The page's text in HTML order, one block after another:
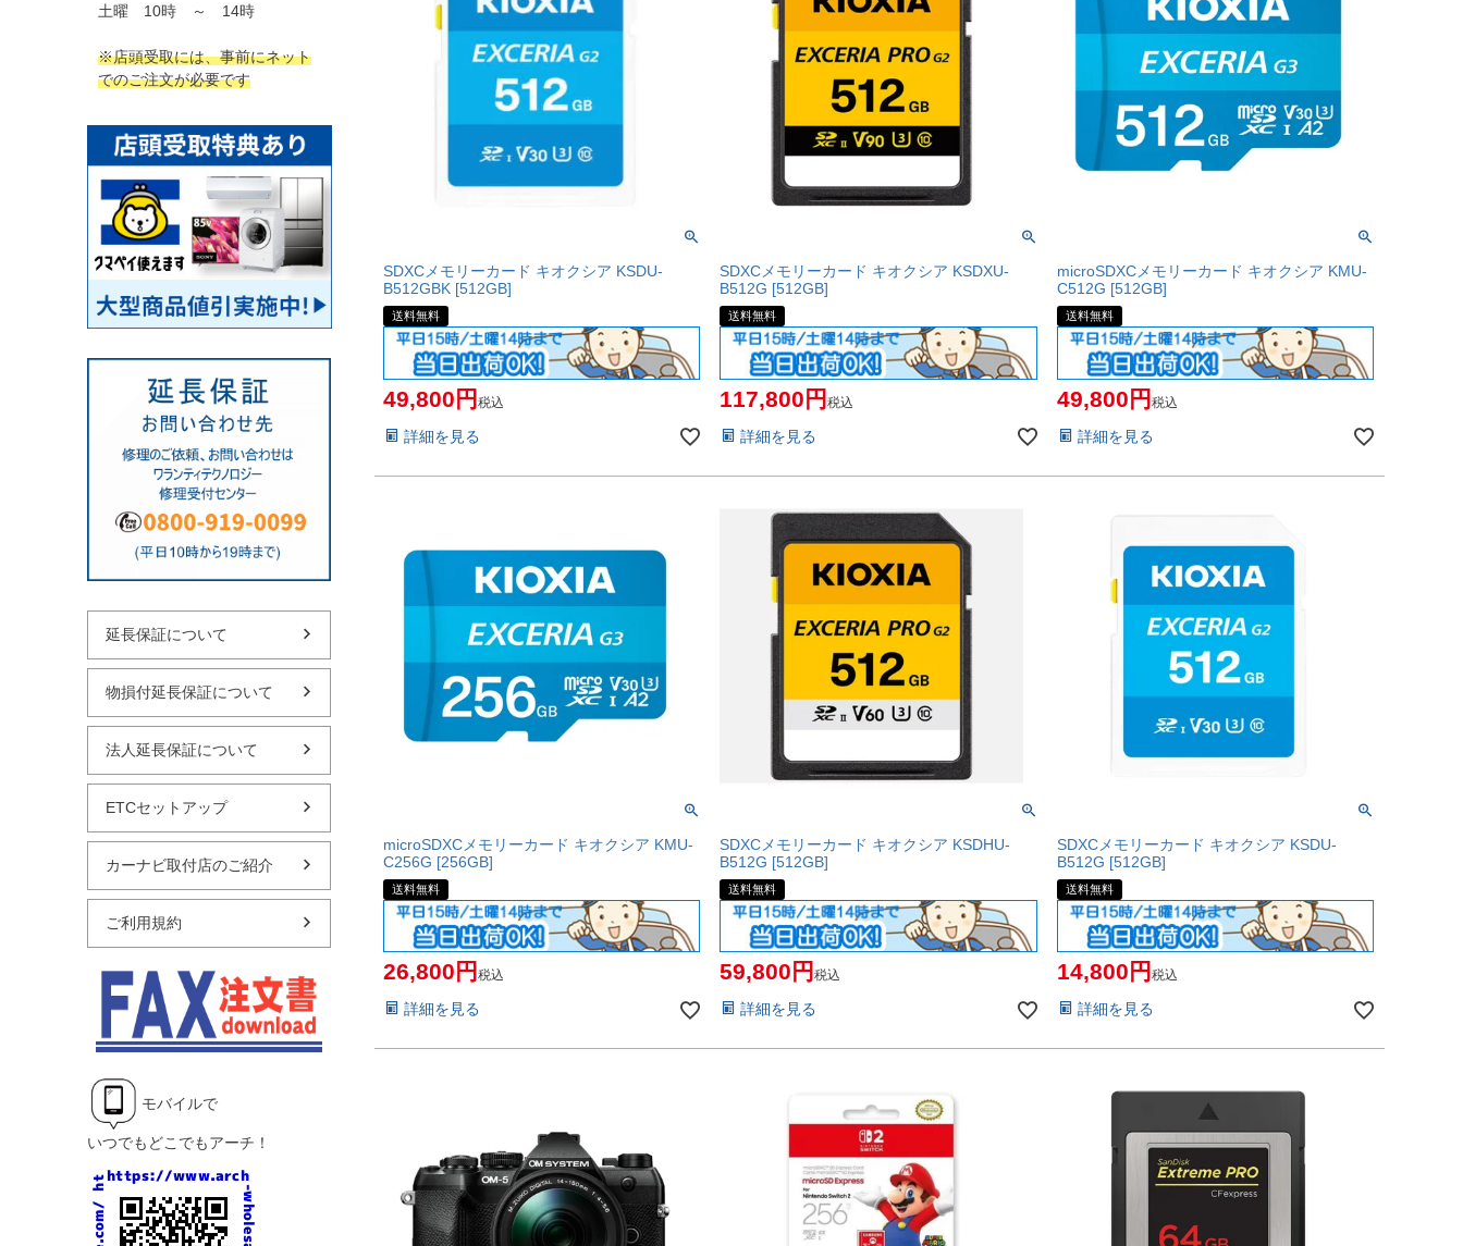
土曜 10時 ～ 14時
※店頭受取には、事前にネット
でのご注文が必要です
延長保証について
物損付延長保証について
法人延長保証について
ETCセットアップ
カーナビ取付店のご紹介
ご利用規約
モバイルで
いつでもどこでもアーチ！
SDXCメモリーカード キオクシア KSDU-
B512GBK [512GB]
送料無料
49,800 税込
詳細を見る
SDXCメモリーカード キオクシア KSDXU-
B512G [512GB]
送料無料
117,800 税込
詳細を見る
microSDXCメモリーカード キオクシア KMU-
C512G [512GB]
送料無料
49,800 税込
詳細を見る
microSDXCメモリーカード キオクシア KMU-
C256G [256GB]
送料無料
26,800 税込
詳細を見る
SDXCメモリーカード キオクシア KSDHU-
B512G [512GB]
送料無料
59,800 税込
詳細を見る
SDXCメモリーカード キオクシア KSDU-
B512G [512GB]
送料無料
14,800 税込
詳細を見る